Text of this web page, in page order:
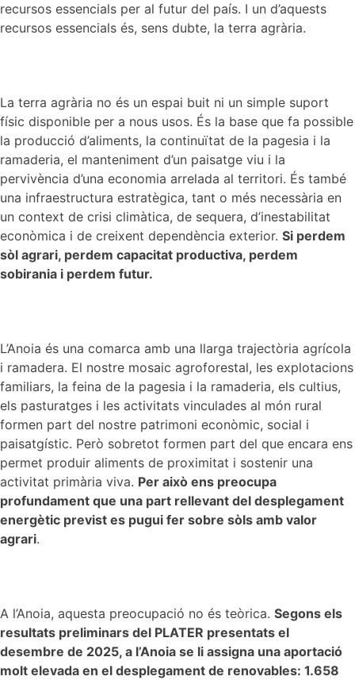
recursos essencials per al futur del país. I un d’aquests
recursos essencials és, sens dubte, la terra agrària.
La terra agrària no és un espai buit ni un simple suport
físic disponible per a nous usos. És la base que fa possible
la producció d’aliments, la continuïtat de la pagesia i la
ramaderia, el manteniment d’un paisatge viu i la
pervivència d’una economia arrelada al territori. És també
una infraestructura estratègica, tant o més necessària en
un context de crisi climàtica, de sequera, d’inestabilitat
econòmica i de creixent dependència exterior. Si perdem
sòl agrari, perdem capacitat productiva, perdem
sobirania i perdem futur.
L’Anoia és una comarca amb una llarga trajectòria agrícola
i ramadera. El nostre mosaic agroforestal, les explotacions
familiars, la feina de la pagesia i la ramaderia, els cultius,
els pasturatges i les activitats vinculades al món rural
formen part del nostre patrimoni econòmic, social i
paisatgístic. Però sobretot formen part del que encara ens
permet produir aliments de proximitat i sostenir una
activitat primària viva. Per això ens preocupa
profundament que una part rellevant del desplegament
energètic previst es pugui fer sobre sòls amb valor
agrari.
A l’Anoia, aquesta preocupació no és teòrica. Segons els
resultats preliminars del PLATER presentats el
desembre de 2025, a l’Anoia se li assigna una aportació
molt elevada en el desplegament de renovables: 1.658